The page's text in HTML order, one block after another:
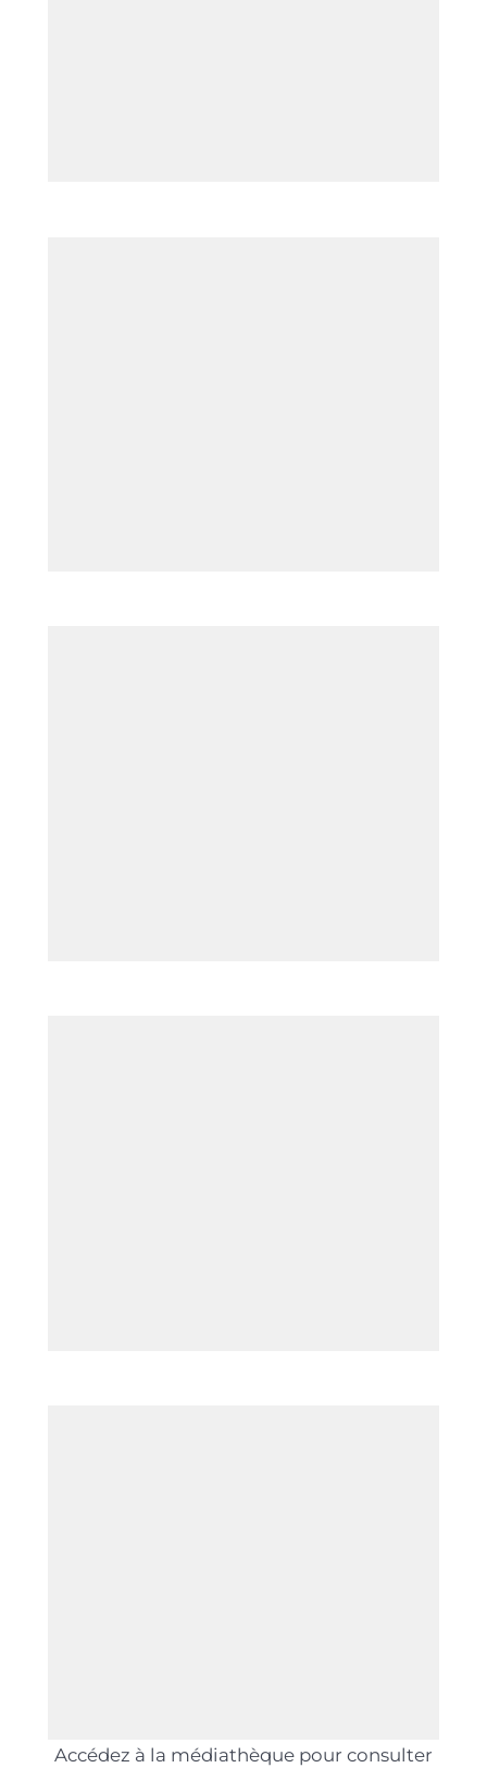
Accédez à la médiathèque pour consulter